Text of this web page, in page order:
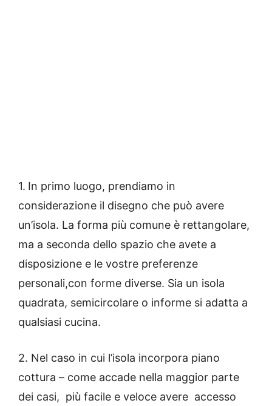
1. In primo luogo, prendiamo in
considerazione il disegno che può avere
un’isola. La forma più comune è rettangolare,
ma a seconda dello spazio che avete a
disposizione e le vostre preferenze
personali,con forme diverse. Sia un isola
quadrata, semicircolare o informe si adatta a
qualsiasi cucina.
2. Nel caso in cui l’isola incorpora piano
cottura – come accade nella maggior parte
dei casi, più facile e veloce avere accesso